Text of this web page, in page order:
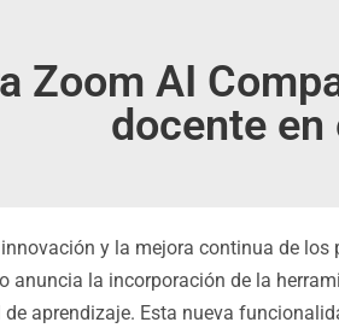
Zoom AI
docente en
y la mejora continua de los
anuncia la incorporación de la
aprendizaje. Esta nueva